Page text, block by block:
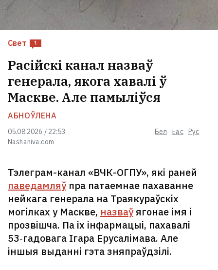
Свет 1
АБНОЎЛЕНА
Nashaniva.com
05.08.2026 / 22:53 Бел Łac Рус
Расійскі канал назваў
генерала, якога хавалі ў
Маскве. Але памыліўся
Тэлеграм-канал «ВЧК-ОГПУ», які раней
паведамляўпра патаемнае пахаванне
нейкага генерала на Траякураўскіх
могілках у Маскве, назваўягонае імя і
прозвішча. Па іх інфармацыі, пахавалі
53‑гадовага Ігара Ерусалімава. Але
іншыя выданні гэта зняпраўдзілі.